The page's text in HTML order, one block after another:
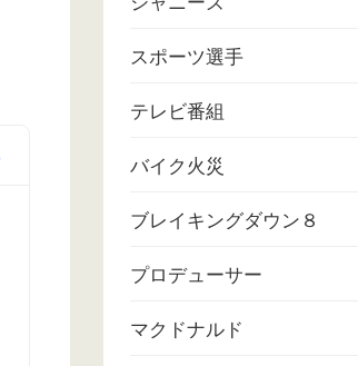
スポーツ選手
テレビ番組
バイク火災
ブレイキングダウン８
プロデューサー
マクドナルド